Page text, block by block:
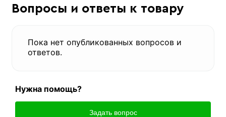
Вопросы и ответы к товару
Пока нет опубликованных вопросов и
ответов.
Нужна помощь?
Задать вопрос